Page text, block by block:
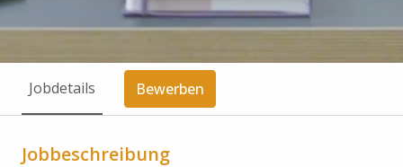
Jobdetails Bewerben
Jobbeschreibung